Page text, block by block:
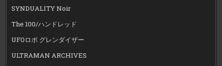
SYNDUALITY Noir
The 100/ハンドレッド
UFOロボ グレンダイザー
ULTRAMAN ARCHIVES